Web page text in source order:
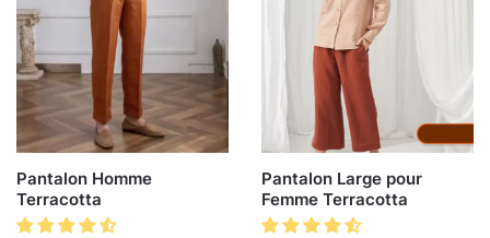
Pantalon Homme
Terracotta
Pantalon Large pour
Femme Terracotta